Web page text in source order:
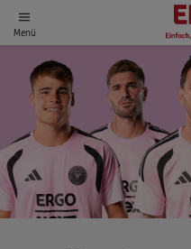
Menü